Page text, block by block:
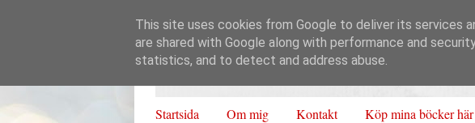
Startsida Om mig Kontakt Köp mina böcker här
This site uses cookies from Google to deliver its services
are shared with Google along with performance and
statistics, and to detect and address abuse.